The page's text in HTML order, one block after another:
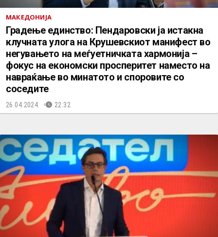
МАКЕДОНИЈА
Градење единство: Пендаровски ја истакна
клучната улога на Крушевскиот манифест во
негувањето на меѓуетничката хармонија –
фокус на економски просперитет наместо на
навраќање во минатото и споровите со
соседите
26.04.2024. 22:32